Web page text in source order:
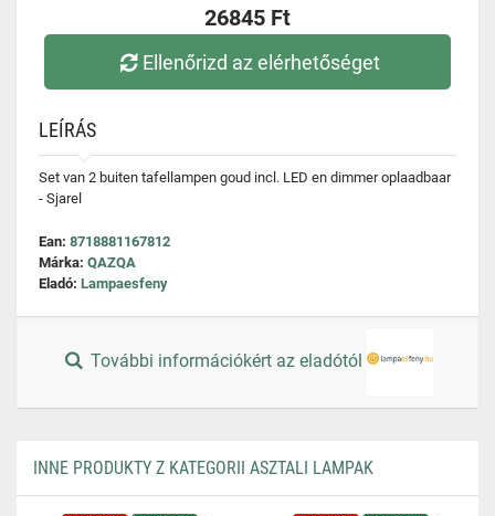
26845 Ft
Ellenőrizd az elérhetőséget
LEÍRÁS
Set van 2 buiten tafellampen goud incl. LED en dimmer oplaadbaar
- Sjarel
Ean: 8718881167812
Márka: QAZQA
Eladó: Lampaesfeny
További információkért az eladótól
INNE PRODUKTY Z KATEGORII ASZTALI LAMPAK